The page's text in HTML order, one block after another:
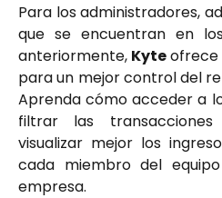
Para los administradores,
que se encuentran en
anteriormente, Kyteofrece
para un mejor control del
Aprenda cómo acceder a
filtrar las
visualizar mejor los
cada miembro del
empresa.